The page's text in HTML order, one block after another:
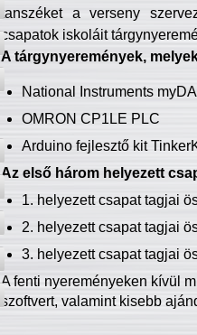
tanszéket a verseny
csapatok iskoláit
A tárgynyeremények,
National Instruments
OMRON CP1LE PLC
Arduino fejlesztő kit
Az első három helyezett
1. helyezett csapat tagjai
2. helyezett csapat tagjai
3. helyezett csapat tagjai
A fenti nyereményeken kívül
szoftvert, valamint kisebb